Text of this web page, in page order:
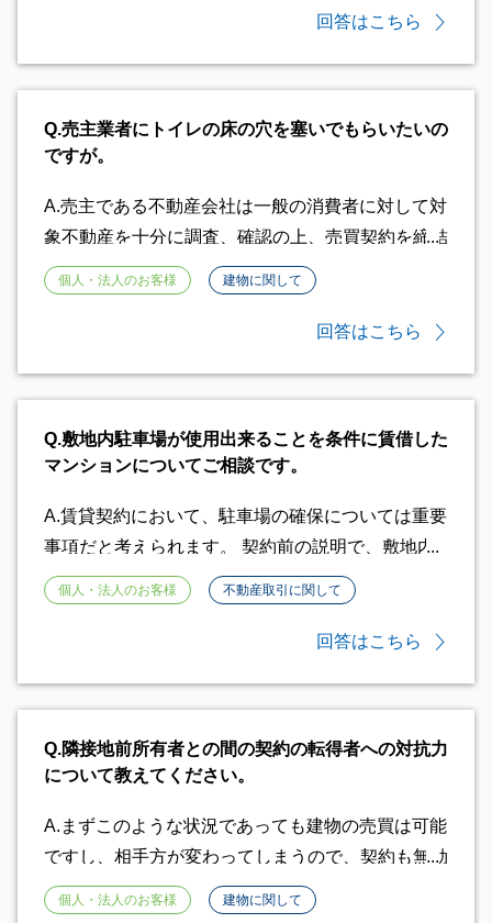
人本人の「本人確認情報」の作成が必要となりま
ん。 媒介契約は買主を不動産仲介業者に探しても
りませんので、ご心配はいりません。
回答はこちら
Q.売主業者にトイレの床の穴を塞いでもらいたいの
ですが。
A.売主である不動産会社は一般の消費者に対して対
象不動産を十分に調査、確認の上、売買契約を締結
する義務がございます。 しかしながら、不動産会
社はトイレの床穴について、説明はなかったものと
推察いたします。 その場合、売主に対して、修補
があるので、床穴を売主の責任で修繕してほしい
が「作ることができない」と言うのであれば、たと
えば、ご自身で業者を手配し、修繕の見積もりを取
り、売主に負担させるといったことも検討された方
が良いと思います。 なお、売主が不誠実な対応を
する場合には、各行政には、宅建業者とのトラブル
個人・法人のお客様 建物に関して
回答はこちら
Q.敷地内駐車場が使用出来ることを条件に賃借した
マンションについてご相談です。
A.賃貸契約において、駐車場の確保については重要
事項だと考えられます。 契約前の説明で、敷地内
に駐車場が確保できるという事であったのにもかか
わらず、それが異なったということであれば、重要
事項に関して誤った説明を不動産業者がしたという
をした業者が責任を負うべき問題です。 したがっ
といった交渉はされてみてもいいのではないでしょ
うか。 業者に宅建業法の違反の可能性もありま
す。真摯な対応を取らないようであれば、各都道府
県庁の宅建相談窓口にご相談されてもよろしいかと
個人・法人のお客様 不動産取引に関して
回答はこちら
Q.隣接地前所有者との間の契約の転得者への対抗力
について教えてください。
A. まずこのような状況であっても建物の売買は可能
ですし、相手方が変わってしまうので、契約も無効
になります。 ただ、そもそも、お母さまの土地に
はみ出して浄化槽があるのであれば、お母さまとし
個人・法人のお客様 建物に関して